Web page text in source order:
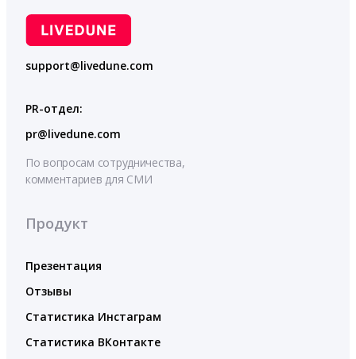
support@livedune.com
PR-отдел:
pr@livedune.com
По вопросам сотрудничества,
комментариев для СМИ
Продукт
Презентация
Отзывы
Статистика Инстаграм
Статистика ВКонтакте